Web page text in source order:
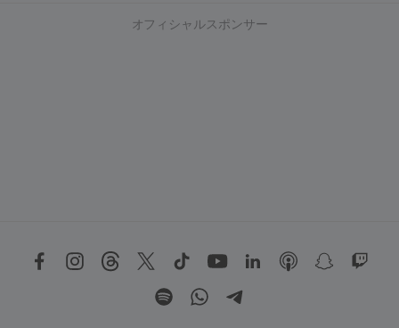
オフィシャルスポンサー